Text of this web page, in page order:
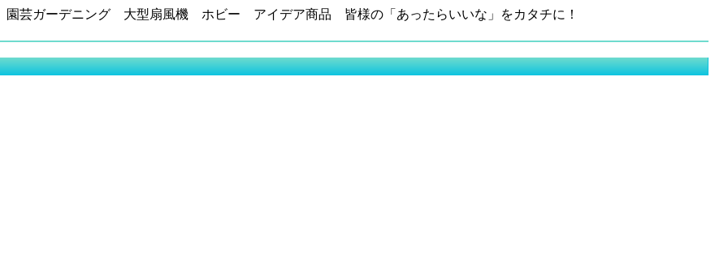
ガーデニング 大型扇風機 ホビー アイデア商品 皆様の「あったらいいな」をカタチに！